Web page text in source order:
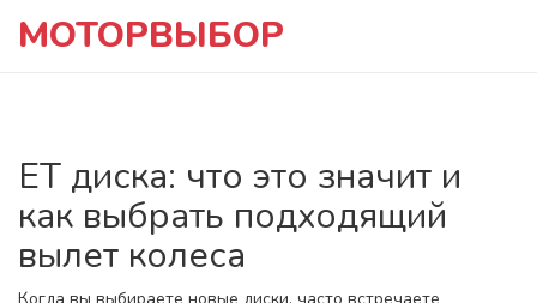
МОТОРВЫБОР
ET диска: что это значит и
как выбрать подходящий
вылет колеса